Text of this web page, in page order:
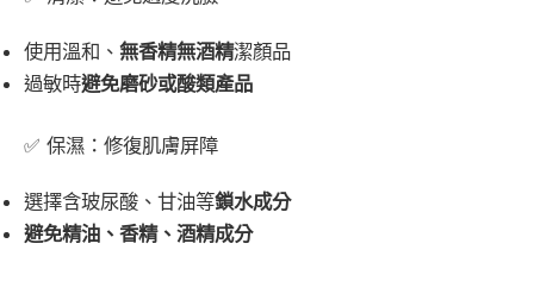
使用溫和、 無香精無酒精潔顏品
過敏時避免磨砂或酸類產品
✅ 保濕：修復肌膚屏障
選擇含玻尿酸、甘油等鎖水成分
避免精油、香精、酒精成分